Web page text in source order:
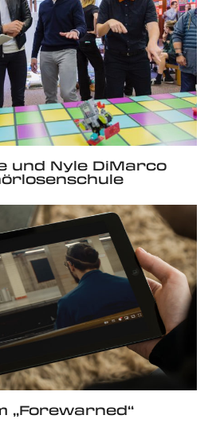
und Nyle DiMarco
„Forewarned“